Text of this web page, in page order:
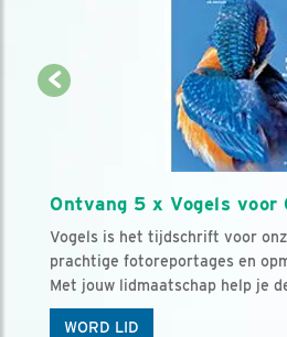
Ontvang 5 x Vogels
Vogels is het tijdschrift voor
prachtige fotoreportages en
Met jouw lidmaatschap help je
WORD LID